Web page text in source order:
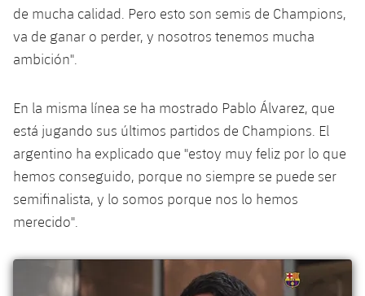
de mucha calidad. Pero esto son semis de Champions,
va de ganar o perder, y nosotros tenemos mucha
ambición".
En la misma línea se ha mostrado Pablo Álvarez, que
está jugando sus últimos partidos de Champions. El
argentino ha explicado que "estoy muy feliz por lo que
hemos conseguido, porque no siempre se puede ser
semifinalista, y lo somos porque nos lo hemos
merecido".